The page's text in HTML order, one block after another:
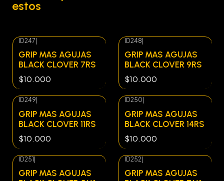
estos
ID247
GRIP MAS AGUJAS
BLACK CLOVER 7RS
$10.000
ID248
GRIP MAS AGUJAS
BLACK CLOVER 9RS
$10.000
ID249
GRIP MAS AGUJAS
BLACK CLOVER 11RS
$10.000
ID250
GRIP MAS AGUJAS
BLACK CLOVER 14RS
$10.000
ID251
GRIP MAS AGUJAS
ID252
GRIP MAS AGUJAS